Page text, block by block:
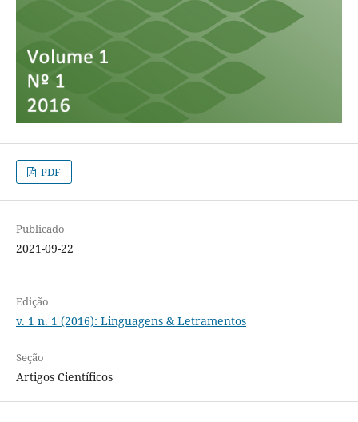
PDF
Publicado
2021-09-22
Edição
v. 1 n. 1 (2016): Linguagens & Letramentos
Seção
Artigos Científicos